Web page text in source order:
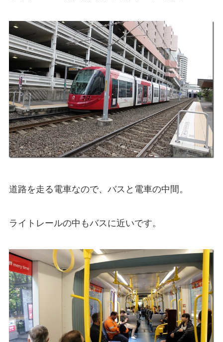
道路を走る電車なので、バスと電車の中間。
ライトレールの中もバスに近いです。